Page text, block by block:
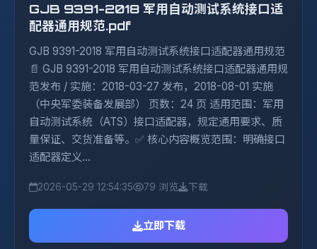
GJB 9391-2018 军用自动测试系统接口适
配器通用规范.pdf
GJB 9391-2018 军用自动测试系统接口适配器通用规范
📄 GJB 9391-2018 军用自动测试系统接口适配器通用规
范发布 / 实施：2018-03-27 发布，2018-08-01 实施
（中央军委装备发展部） 页数：24 页 适用范围：军用
自动测试系统（ATS）接口适配器，规定通用要求、质
量保证、交货准备等。✅ 核心内容概览范围：明确接口
适配器定义...
2026-05-29 12:54:35 79 浏览 下载
立即下载